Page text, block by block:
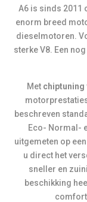
A6 is sinds 2011
enorm breed
dieselmotoren.
sterke V8. Een
Met chiptuning
beschreven
Eco- Normal-
uitgemeten op een
u direct het
sneller en
beschikking